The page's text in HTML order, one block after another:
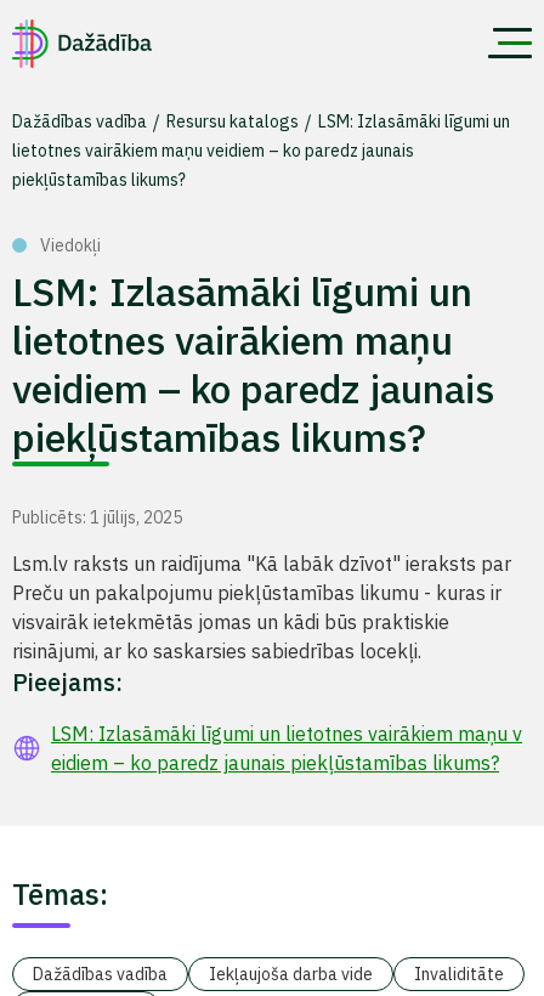
Dažādības vadība Resursu katalogs
LSM: Izlasāmāki līgumi un
lietotnes vairākiem maņu veidiem – ko paredz jaunais
piekļūstamības likums?
Viedokļi
LSM: Izlasāmāki līgumi un
lietotnes vairākiem maņu
veidiem – ko paredz jaunais
piekļūstamības likums?
Publicēts: 1 jūlijs, 2025
Lsm.lv raksts un raidījuma "Kā labāk dzīvot" ieraksts par
Preču un pakalpojumu piekļūstamības likumu - kuras ir
visvairāk ietekmētās jomas un kādi būs praktiskie
risinājumi, ar ko saskarsies sabiedrības locekļi.
Pieejams:
LSM: Izlasāmāki līgumi un lietotnes vairākiem maņu v
eidiem – ko paredz jaunais piekļūstamības likums?
Tēmas:
Dažādības vadība Iekļaujoša darba vide
Invaliditāte